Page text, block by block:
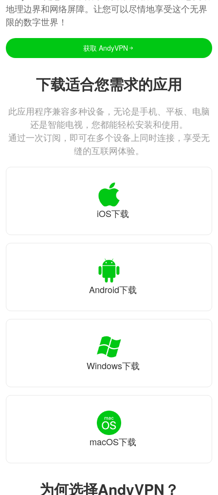
地理边界和网络屏障。让您可以尽情地享受这个无界
限的数字世界！
获取 AndyVPN
为何选择AndyVPN？
下载适合您需求的应用
此应用程序兼容多种设备，无论是手机、平板、电脑
还是智能电视，您都能轻松安装和使用。
通过一次订阅，即可在多个设备上同时连接，享受无
缝的互联网体验。
iOS下载
Android下载
Windows下载
macOS下载